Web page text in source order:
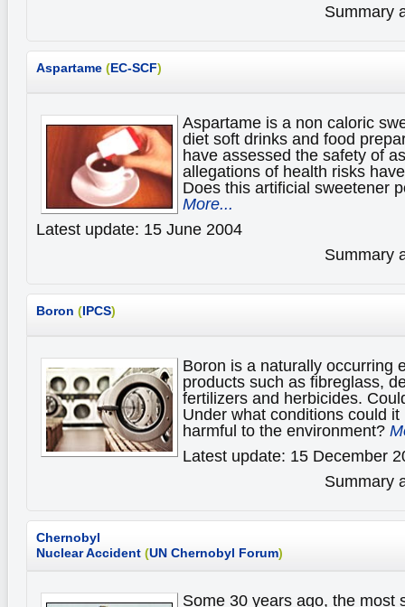
Summary
Aspartame (EC-SCF)
Aspartame is a non caloric
diet soft drinks and food
have assessed the safety of
allegations of health risks
Does this artificial sweetener
More...
Latest update: 15 June 2004
Summary
Boron (IPCS)
Boron is a naturally occurring
products such as fibreglass,
fertilizers and herbicides.
Under what conditions could
harmful to the environment?
Latest update: 15 December
Summary
Chernobyl
Nuclear Accident (UN Chernobyl Forum)
Some 30 years ago, the most